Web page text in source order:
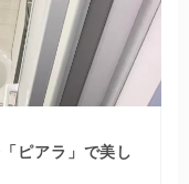
ピアラ」で美し